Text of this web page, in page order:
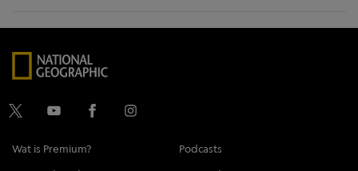
Wat is Premium?
Podcasts